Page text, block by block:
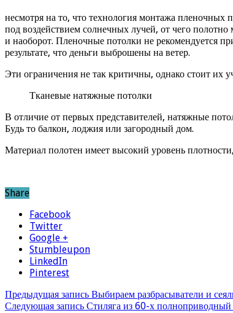
несмотря на то, что технология монтажа пленочных
под воздействием солнечных лучей, от чего
и наоборот. Пленочные потолки не рекомендуется
результате, что деньги выброшены на ветер.
Эти ограничения не так критичны, однако стоит их
Тканевые натяжные потолки
В отличие от первых представителей, натяжные
Будь то балкон, лоджия или загородный дом.
Материал полотен имеет высокий уровень
Share
Facebook
Twitter
Google +
Stumbleupon
LinkedIn
Pinterest
Предыдущая запись Выбираем разбрасыватели и
Следующая запись Стиляга из 60-х